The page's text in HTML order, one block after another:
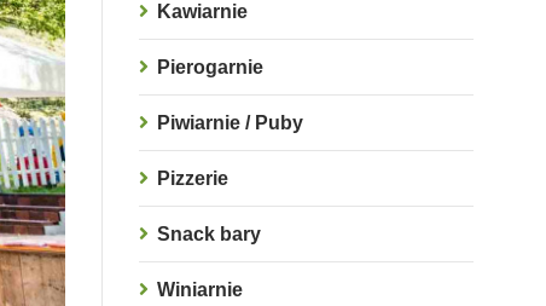
Kawiarnie
Pierogarnie
Piwiarnie / Puby
Pizzerie
Snack bary
Winiarnie